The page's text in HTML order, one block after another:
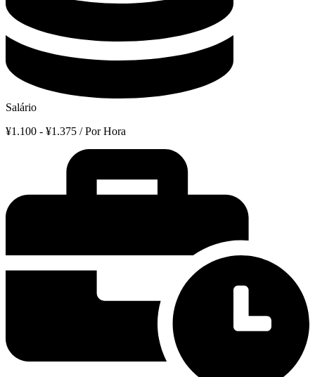
Salário
¥1.100 - ¥1.375 / Por Hora